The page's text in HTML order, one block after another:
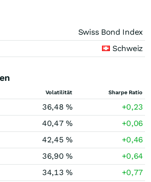
Swiss Bond Index
Schweiz
Volatilität Sharpe Ratio
36,48 %
+0,23
40,47 %
+0,06
42,45 %
+0,46
36,90 %
+0,64
34,13 %
+0,77